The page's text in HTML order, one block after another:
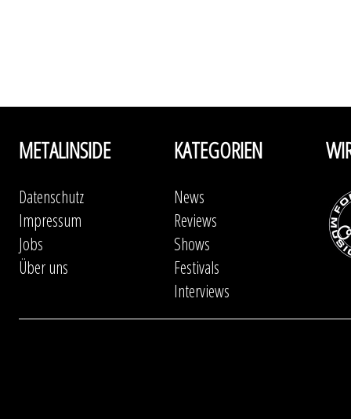
METALINSIDE
Datenschutz
Impressum
Jobs
Über uns
KATEGORIEN
News
Reviews
Shows
Festivals
Interviews